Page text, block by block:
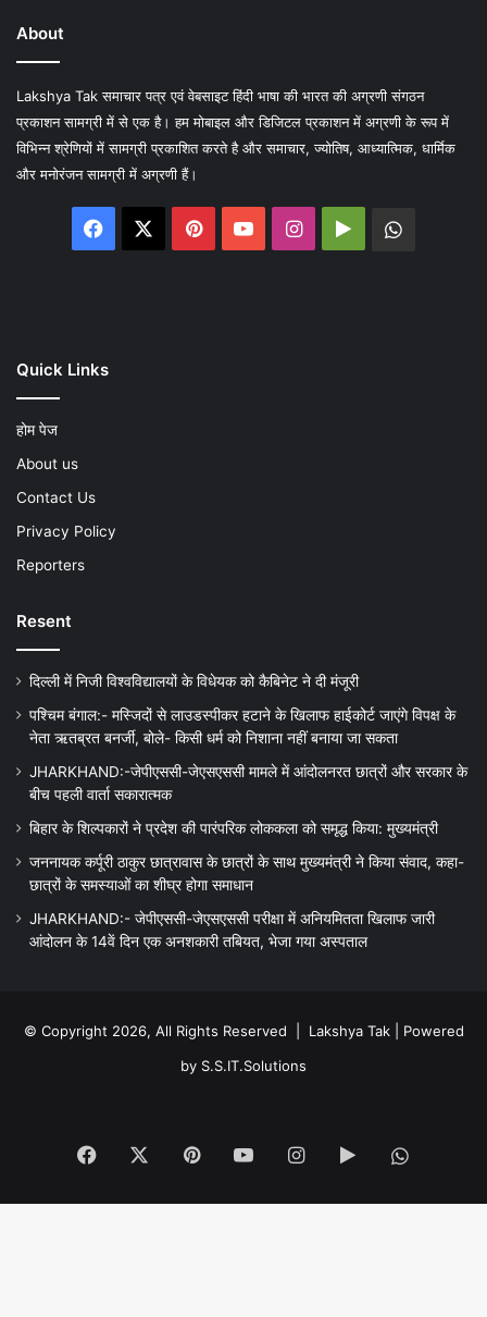
About
Lakshya Tak समाचार पत्र एवं वेबसाइट हिंदी भाषा की भारत की अग्रणी संगठन
प्रकाशन सामग्री में से एक है। हम मोबाइल और डिजिटल प्रकाशन में अग्रणी के रूप में
विभिन्न श्रेणियों में सामग्री प्रकाशित करते है और समाचार, ज्योतिष, आध्यात्मिक, धार्मिक
और मनोरंजन सामग्री में अग्रणी हैं।
Facebook PinterestYouTubeInstagram
Google
Quick Links
होम पेज
About us
Contact Us
Privacy Policy
Reporters
Resent
दिल्ली में निजी विश्वविद्यालयों के विधेयक को कैबिनेट ने दी मंजूरी
पश्चिम बंगाल:- मस्जिदों से लाउडस्पीकर हटाने के खिलाफ हाईकोर्ट जाएंगे विपक्ष के
नेता ऋतब्रत बनर्जी, बोले- किसी धर्म को निशाना नहीं बनाया जा सकता
JHARKHAND:-जेपीएससी-जेएसएससी मामले में आंदोलनरत छात्रों और सरकार के
बीच पहली वार्ता सकारात्मक
बिहार के शिल्पकारों ने प्रदेश की पारंपरिक लोककला को समृद्ध किया: मुख्यमंत्री
जननायक कर्पूरी ठाकुर छात्रावास के छात्रों के साथ मुख्यमंत्री ने किया संवाद, कहा-
छात्रों के समस्याओं का शीघ्र होगा समाधान
JHARKHAND:- जेपीएससी-जेएसएससी परीक्षा में अनियमितता खिलाफ जारी
आंदोलन के 14वें दिन एक अनशकारी तबियत, भेजा गया अस्पताल
© Copyright 2026, All Rights Reserved | Lakshya Tak| Powered
by S.S.IT.Solutions
Facebook PinterestYouTubeInstagram
Google
Play